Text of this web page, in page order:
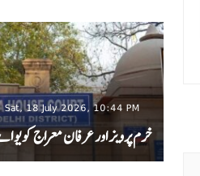
Sat, 18 July 2026, 10:44 PM
خرم پرویز اور عرفان معراج کو